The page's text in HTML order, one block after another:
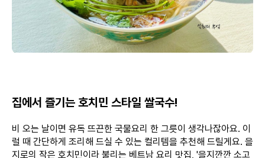
집에서 즐기는 호치민 스타일 쌀국수!
비 오는 날이면 유독 뜨끈한 국물요리 한 그릇이 생각나잖아요. 이
럴 때 간단하게 조리해 드실 수 있는 컬리템을 추천해 드릴게요. 을
지로의 작은 호치민이라 불리는 베트남 요리 맛집, '을지깐깐 소고